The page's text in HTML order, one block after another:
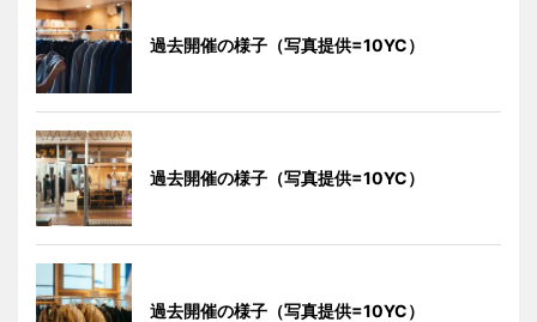
過去開催の様子（写真提供=10YC）
過去開催の様子（写真提供=10YC）
過去開催の様子（写真提供=10YC）